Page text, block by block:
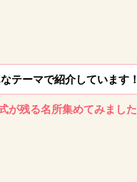
テーマで紹介しています！
が残る名所集めてみました